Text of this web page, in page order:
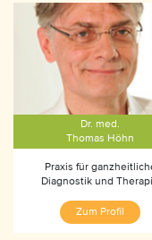
Dr. med.
Thomas Höhn
Praxis für
Diagnostik und
Zum Profil